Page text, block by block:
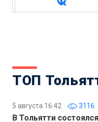
ТОП
5 августа 16:42 3116
В Тольятти